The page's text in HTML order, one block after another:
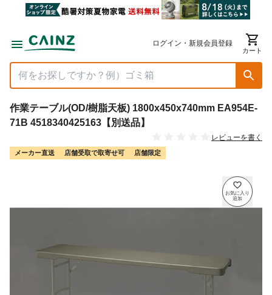
ログイン・新規会員登録
カート
作業テーブル(OD/樹脂天板) 1800x450x740mm EA954E-
71B 4518340425163【別送品】
レビューを書く
メーカー直送 店舗受取で取寄せ可 店舗限定